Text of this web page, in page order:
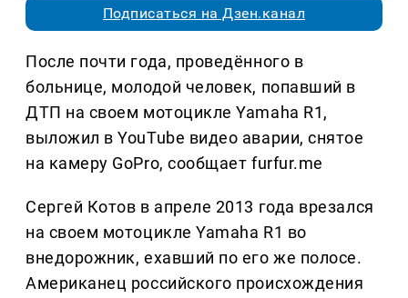
Подписаться на Дзен.канал
После почти года, проведённого в
больнице, молодой человек, попавший в
ДТП на своем мотоцикле Yamaha R1,
выложил в YouTube видео аварии, снятое
на камеру GoPro, сообщает furfur.me
Сергей Котов в апреле 2013 года врезался
на своем мотоцикле Yamaha R1 во
внедорожник, ехавший по его же полосе.
Американец российского происхождения